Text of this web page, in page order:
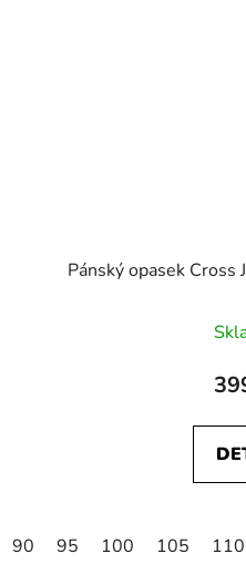
Pánský opasek
90 95 100 105 110